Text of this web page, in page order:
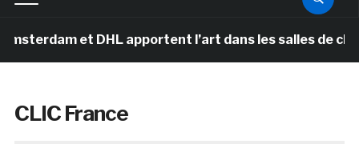
et DHL apportent l’art dans les salles de classe des
CLIC France